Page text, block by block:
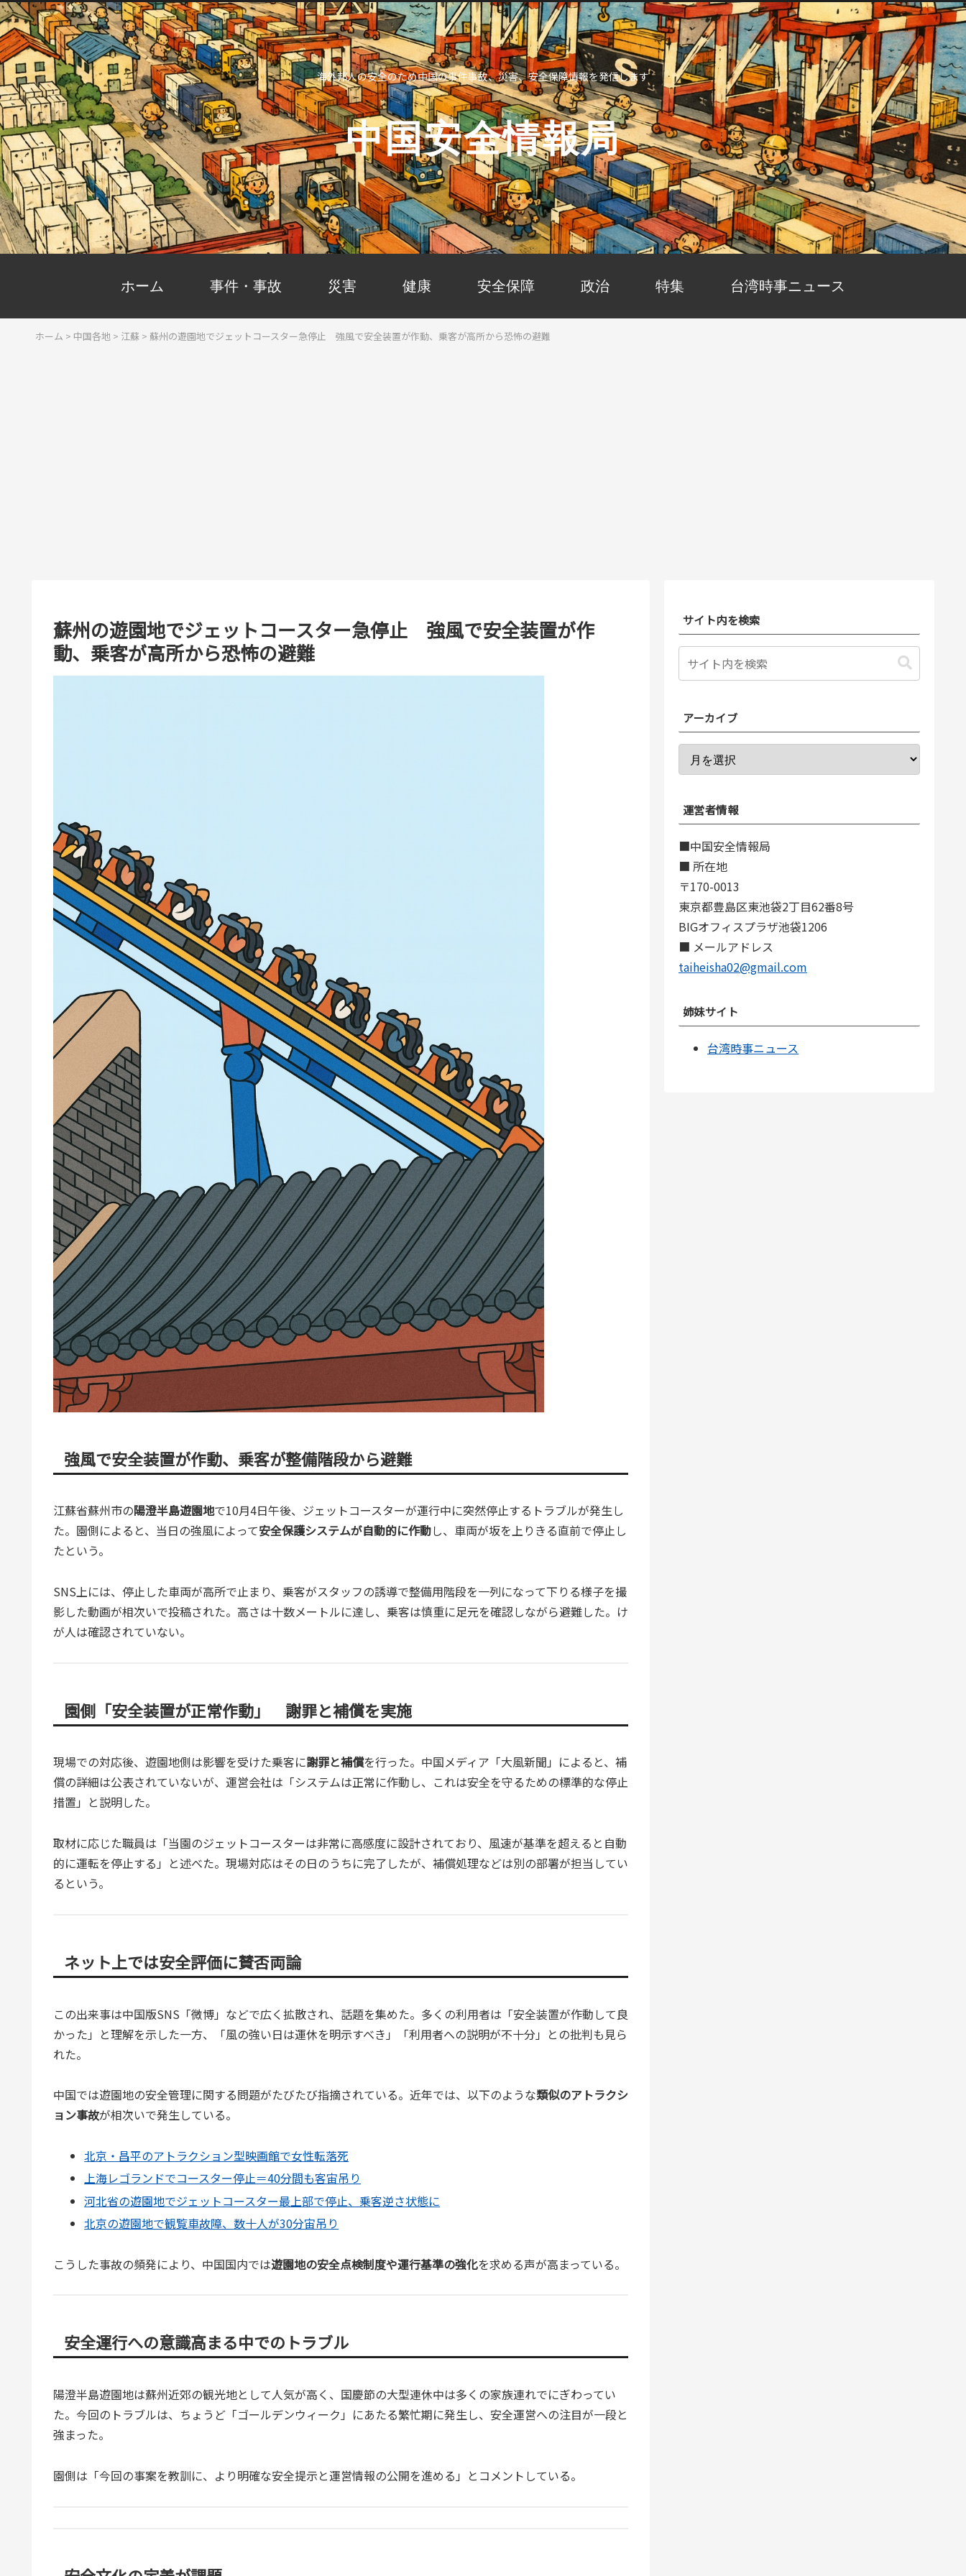
海外邦人の安全のため中国の事件事故、災害、安全保障情報を発信します
中国安全情報局
ホーム 事件・事故 災害 健康 安全保障 政治 特集 台湾時事ニュース
ホーム > 中国各地 > 江蘇 >蘇州の遊園地でジェットコースター急停止 強風で安全装置が作動、乗客が高所から恐怖の避難
蘇州の遊園地でジェットコースター急停止 強風で安全装置が作
動、乗客が高所から恐怖の避難
強風で安全装置が作動、乗客が整備階段から避難
江蘇省蘇州市の陽澄半島遊園地で10月4日午後、ジェットコースターが運行中に突然停止するトラブルが発生し
た。園側によると、当日の強風によって安全保護システムが自動的に作動し、車両が坂を上りきる直前で停止し
たという。
SNS上には、停止した車両が高所で止まり、乗客がスタッフの誘導で整備用階段を一列になって下りる様子を撮
影した動画が相次いで投稿された。高さは十数メートルに達し、乗客は慎重に足元を確認しながら避難した。け
が人は確認されていない。
園側「安全装置が正常作動」 謝罪と補償を実施
現場での対応後、遊園地側は影響を受けた乗客に謝罪と補償を行った。中国メディア「大風新聞」によると、補
償の詳細は公表されていないが、運営会社は「システムは正常に作動し、これは安全を守るための標準的な停止
措置」と説明した。
取材に応じた職員は「当園のジェットコースターは非常に高感度に設計されており、風速が基準を超えると自動
的に運転を停止する」と述べた。現場対応はその日のうちに完了したが、補償処理などは別の部署が担当してい
るという。
ネット上では安全評価に賛否両論
この出来事は中国版SNS「微博」などで広く拡散され、話題を集めた。多くの利用者は「安全装置が作動して良
かった」と理解を示した一方、「風の強い日は運休を明示すべき」「利用者への説明が不十分」との批判も見ら
れた。
中国では遊園地の安全管理に関する問題がたびたび指摘されている。近年では、以下のような類似のアトラクシ
ョン事故が相次いで発生している。
北京・昌平のアトラクション型映画館で女性転落死
上海レゴランドでコースター停止＝40分間も客宙吊り
河北省の遊園地でジェットコースター最上部で停止、乗客逆さ状態に
北京の遊園地で観覧車故障、数十人が30分宙吊り
こうした事故の頻発により、中国国内では遊園地の安全点検制度や運行基準の強化を求める声が高まっている。
安全運行への意識高まる中でのトラブル
陽澄半島遊園地は蘇州近郊の観光地として人気が高く、国慶節の大型連休中は多くの家族連れでにぎわってい
た。今回のトラブルは、ちょうど「ゴールデンウィーク」にあたる繁忙期に発生し、安全運営への注目が一段と
強まった。
園側は「今回の事案を教訓に、より明確な安全提示と運営情報の公開を進める」とコメントしている。
サイト内を検索
アーカイブ
運営者情報
■中国安全情報局
■ 所在地
〒170-0013
東京都豊島区東池袋2丁目62番8号
BIGオフィスプラザ池袋1206
■ メールアドレス
taiheisha02@gmail.com
姉妹サイト
台湾時事ニュース